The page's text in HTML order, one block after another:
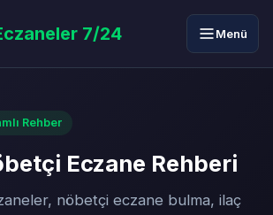
7/24 Menü
Rehber
Eczane Rehberi
nöbetçi eczane bulma, ilaç